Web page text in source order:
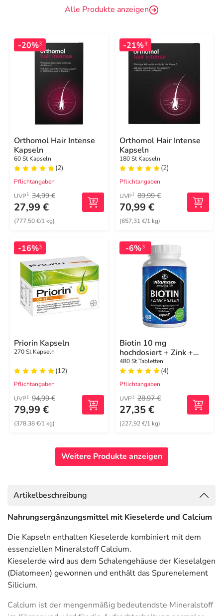
Alle Produkte anzeigen
-20%3
Orthomol Hair Intense
Kapseln
60 St Kapseln
(2)
Pflichtangaben
UVP1 34,99 €
27,99 €
(777,50 €/1 kg)
-21%3
Orthomol Hair Intense
Kapseln
180 St Kapseln
(2)
Pflichtangaben
UVP1 89,99 €
70,99 €
(657,31 €/1 kg)
-16%3
Priorin Kapseln
270 St Kapseln
(12)
Pflichtangaben
UVP1 94,99 €
79,99 €
(378,38 €/1 kg)
-6%3
Biotin 10 mg
hochdosiert + Zink +
Selen Tabletten
480 St Tabletten
(4)
Pflichtangaben
UVP1 28,97 €
27,35 €
(227,92 €/1 kg)
Weitere Produkte anzeigen
Artikelbeschreibung
Nahrungsergänzungsmittel mit Kieselerde und Calcium
Die Kapseln enthalten Kieselerde kombiniert mit dem
essenziellen Mineralstoff Calcium.
Kieselerde wird aus dem Schalengehäuse der Kieselalgen
(Diatomeen) gewonnen und enthält das Spurenelement
Silicium.
Calcium ist der mengenmäßig bedeutendste Mineralstoff